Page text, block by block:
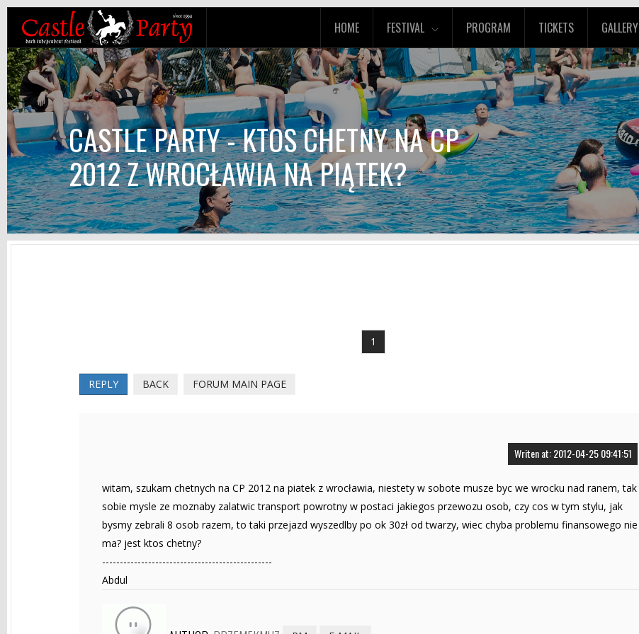
HOME FESTIVAL PROGRAM TICKETS GALLERY
CASTLE PARTY - KTOS CHETNY NA CP
2012 Z WROCŁAWIA NA PIĄTEK?
1
REPLY BACK FORUM MAIN PAGE
Writen at: 2012-04-25 09:41:51
witam, szukam chetnych na CP 2012 na piatek z wrocławia, niestety w sobote musze byc we wrocku nad ranem, tak
sobie mysle ze moznaby zalatwic transport powrotny w postaci jakiegos przewozu osob, czy cos w tym stylu, jak
bysmy zebrali 8 osob razem, to taki przejazd wyszedlby po ok 30zł od twarzy, wiec chyba problemu finansowego nie
ma? jest ktos chetny?
------------------------------------------------
Abdul